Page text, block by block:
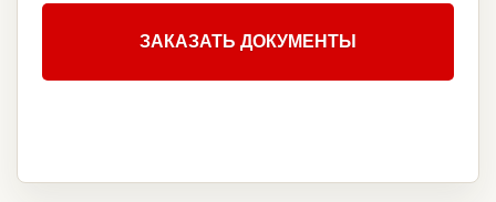
ЗАКАЗАТЬ ДОКУМЕНТЫ